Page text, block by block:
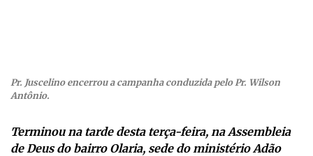
Pr. Juscelino encerrou a campanha conduzida pelo Pr. Wilson
Antônio.
Terminou na tarde desta terça-feira, na Assembleia
de Deus do bairro Olaria, sede do ministério Adão